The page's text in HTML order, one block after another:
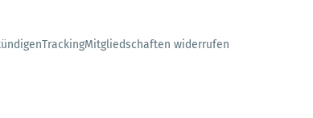
TrackingMitgliedschaften widerrufen